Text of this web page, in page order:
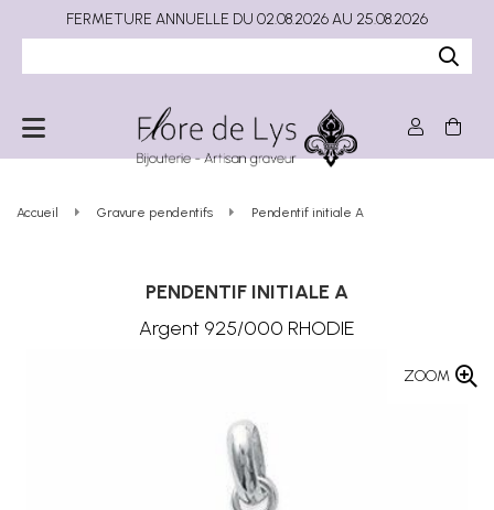
Accueil Gravure pendentifs Pendentif initiale A
PENDENTIF INITIALE A
Argent 925/000 RHODIE
ZOOM
FERMETURE ANNUELLE DU 02.08.2026 AU 25.08.2026